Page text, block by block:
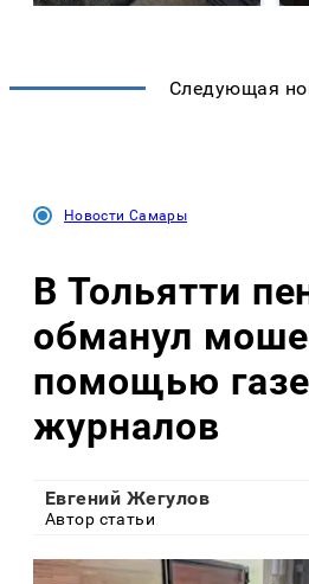
Следующая
Новости Самары
В Тольятти
обманул
помощью
журналов
Евгений Жегулов
Автор статьи